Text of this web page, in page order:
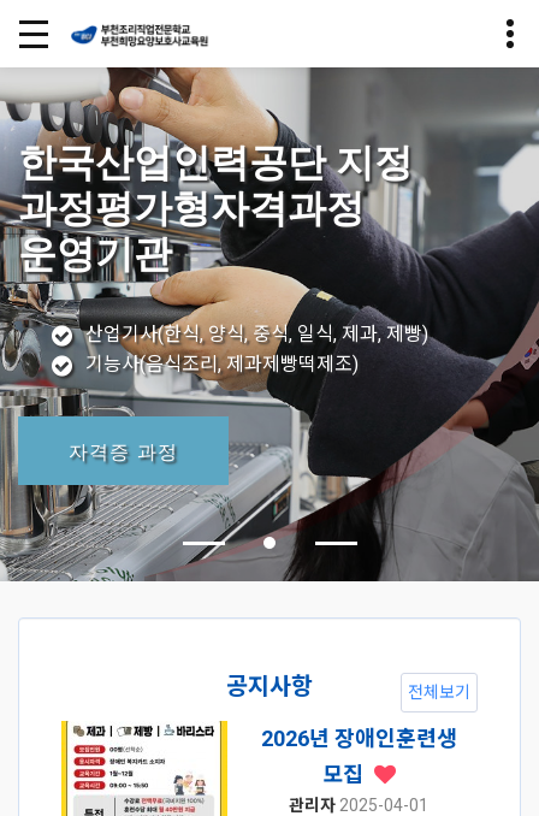
한국산업인력공단 지정
과정평가형자격과정
운영기관
산업기사(한식, 양식, 중식, 일식, 제과, 제빵)
기능사(음식조리, 제과제빵떡제조)
자격증 과정
공지사항
2026년 장애인훈련생
모집
관리자 2025-04-01
전체보기